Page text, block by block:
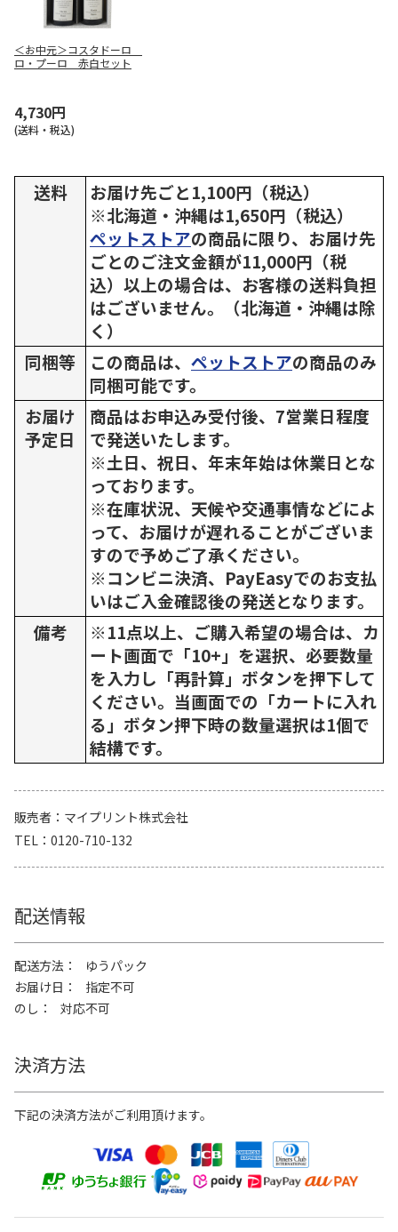
＜お中元＞コスタドーロ
ロ・プーロ 赤白セット
4,730円
(送料・税込)
送料
お届け先ごと1,100円（税込）
※北海道・沖縄は1,650円（税込）
ペットストアの商品に限り、お届け先
ごとのご注文金額が11,000円（税
込）以上の場合は、お客様の送料負担
はございません。（北海道・沖縄は除
く）
同梱等
この商品は、 ペットストアの商品のみ
同梱可能です。
お届け
予定日
商品はお申込み受付後、7営業日程度
で発送いたします。
※土日、祝日、年末年始は休業日とな
っております。
※在庫状況、天候や交通事情などによ
って、お届けが遅れることがございま
すので予めご了承ください。
※コンビニ決済、PayEasyでのお支払
いはご入金確認後の発送となります。
備考
※11点以上、ご購入希望の場合は、カ
ート画面で「10+」を選択、必要数量
を入力し「再計算」ボタンを押下して
ください。当画面での「カートに入れ
る」ボタン押下時の数量選択は1個で
結構です。
販売者
マイプリント株式会社
TEL
0120-710-132
配送情報
配送方法
ゆうパック
お届け日
指定不可
のし
対応不可
決済方法
下記の決済方法がご利用頂けます。